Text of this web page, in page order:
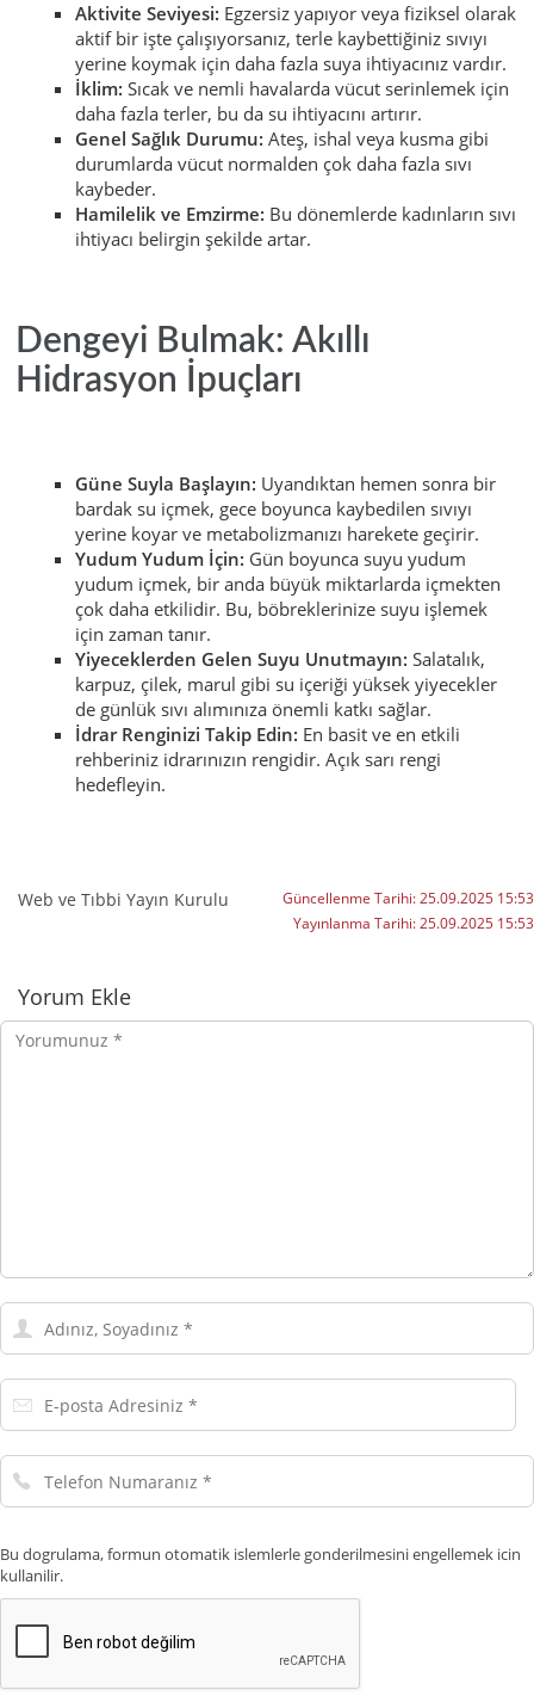
Aktivite Seviyesi: Egzersiz yapıyor veya fiziksel olarak
aktif bir işte çalışıyorsanız, terle kaybettiğiniz sıvıyı
yerine koymak için daha fazla suya ihtiyacınız vardır.
İklim: Sıcak ve nemli havalarda vücut serinlemek için
daha fazla terler, bu da su ihtiyacını artırır.
Genel Sağlık Durumu: Ateş, ishal veya kusma gibi
durumlarda vücut normalden çok daha fazla sıvı
kaybeder.
Hamilelik ve Emzirme: Bu dönemlerde kadınların sıvı
ihtiyacı belirgin şekilde artar.
Dengeyi Bulmak: Akıllı
Hidrasyon İpuçları
Güne Suyla Başlayın: Uyandıktan hemen sonra bir
bardak su içmek, gece boyunca kaybedilen sıvıyı
yerine koyar ve metabolizmanızı harekete geçirir.
Yudum Yudum İçin: Gün boyunca suyu yudum
yudum içmek, bir anda büyük miktarlarda içmekten
çok daha etkilidir. Bu, böbreklerinize suyu işlemek
için zaman tanır.
Yiyeceklerden Gelen Suyu Unutmayın: Salatalık,
karpuz, çilek, marul gibi su içeriği yüksek yiyecekler
de günlük sıvı alımınıza önemli katkı sağlar.
İdrar Renginizi Takip Edin: En basit ve en etkili
rehberiniz idrarınızın rengidir. Açık sarı rengi
hedefleyin.
Web ve Tıbbi Yayın Kurulu Güncellenme Tarihi:25.09.2025 15:53
Yayınlanma Tarihi:25.09.2025 15:53
Yorumlar
Yorum Ekle
Yorumunuz
Adınız,
Soyadınız
E-
posta
Telefon
Numaranız
Bu dogrulama, formun otomatik islemlerle gonderilmesini engellemek icin
kullanilir.